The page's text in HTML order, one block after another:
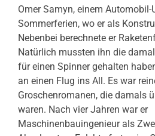
Omer Samyn, einem Automobil-
Sommerferien, wo er als
Nebenbei berechnete er
Natürlich mussten ihn die
für einen Spinner gehalten
an einen Flug ins All. Es war
Groschenromanen, die damals
waren. Nach vier Jahren war er
Maschinenbauingenieur als